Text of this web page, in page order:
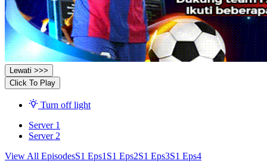
Lewati >>>
Click To Play
Turn off light
Server 1
Server 2
View All EpisodesS1 Eps1 S1 Eps2S1 Eps3S1 Eps4